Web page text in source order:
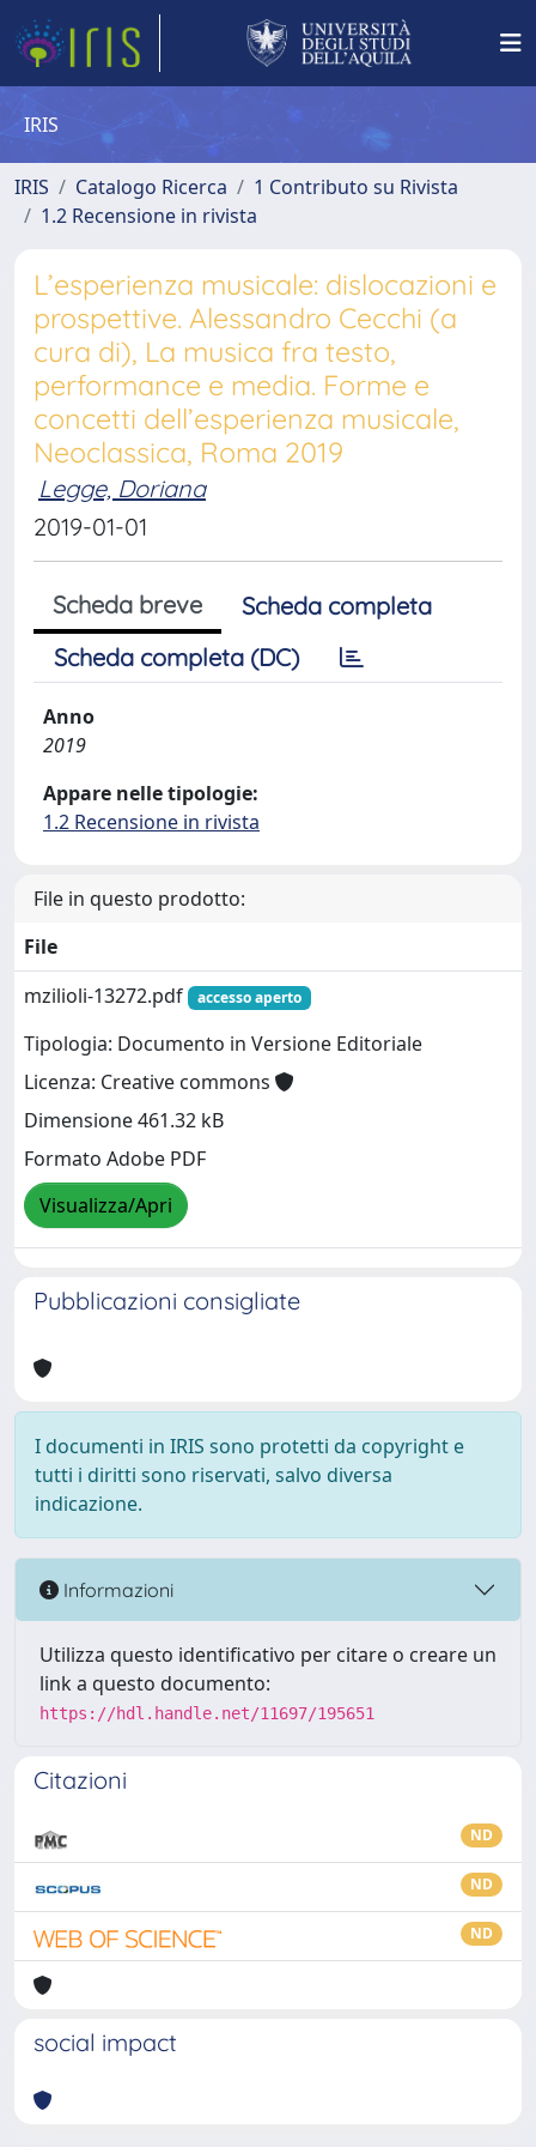
IRIS
IRIS Catalogo Ricerca
1 Contributo su Rivista
1.2 Recensione in rivista
L’esperienza musicale: dislocazioni e
prospettive. Alessandro Cecchi (a
cura di), La musica fra testo,
performance e media. Forme e
concetti dell’esperienza musicale,
Neoclassica, Roma 2019
Legge, Doriana
2019-01-01
Scheda breve
Scheda completa
Scheda completa (DC)
Anno
2019
Appare nelle tipologie:
1.2 Recensione in rivista
File in questo prodotto:
File
mzilioli-13272.pdf
accesso aperto
Tipologia: Documento in Versione Editoriale
Licenza: Creative commons
Dimensione 461.32 kB
Formato Adobe PDF
Visualizza/Apri
Pubblicazioni consigliate
I documenti in IRIS sono protetti da copyright e
tutti i diritti sono riservati, salvo diversa
indicazione.
Informazioni
Utilizza questo identificativo per citare o creare un
link a questo documento:
https://hdl.handle.net/11697/195651
Citazioni
ND
ND
ND
social impact